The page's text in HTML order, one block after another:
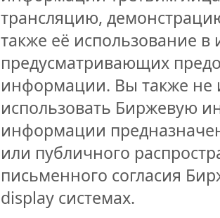
трансляцию,
также её использование
предусматривающих
информации. Вы также не
использовать Биржевую
информации
или публичного
письменного согласия
display системах.